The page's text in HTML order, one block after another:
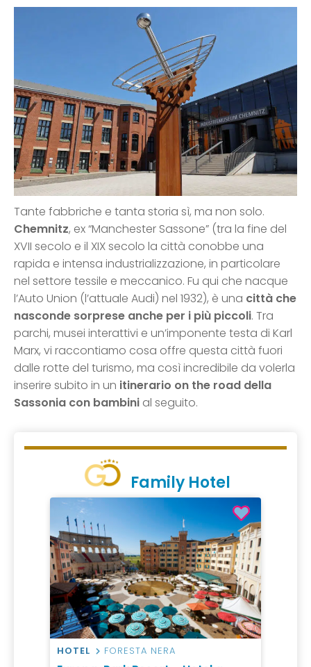
Tante fabbriche e tanta storia sì, ma non solo.
Chemnitz, ex “Manchester Sassone” (tra la fine del
XVII secolo e il XIX secolo la città conobbe una
rapida e intensa industrializzazione, in particolare
nel settore tessile e meccanico. Fu qui che nacque
l’Auto Union (l’attuale Audi) nel 1932), è una città che
nasconde sorprese anche per i più piccoli. Tra
parchi, musei interattivi e un’imponente testa di Karl
Marx, vi raccontiamo cosa offre questa città fuori
dalle rotte del turismo, ma così incredibile da volerla
inserire subito in un itinerario on the road della
Sassonia con bambini al seguito.
Family Hotel
HOTEL FORESTA NERA